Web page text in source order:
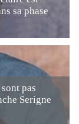
sa phase
pas
Serigne